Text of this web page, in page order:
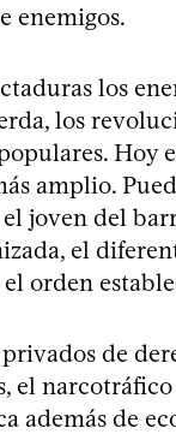
enemigos.
los
los
Hoy
amplio.
joven del
el
orden
de
el
además de